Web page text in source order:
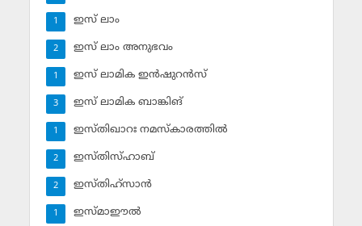
ഇസ് ലാം
1
ഇസ് ലാം അനുഭവം
2
ഇസ് ലാമിക ഇന്‍ഷുറന്‍സ്‌
1
ഇസ് ലാമിക ബാങ്കിങ്‌
3
ഇസ്തിഖാറഃ നമസ്‌കാരത്തില്‍
1
ഇസ്തിസ്ഹാബ്
2
ഇസ്തിഹ്‌സാന്‍
2
ഇസ്മാഈല്‍
1